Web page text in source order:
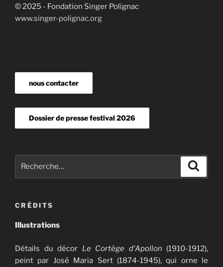
© 2025 - Fondation Singer Polignac
www.singer-polignac.org
nous contacter
Dossier de presse festival 2026
CRÉDITS
Illustrations
Détails du décor Le Cortège d'Apollon (1910-1912),
peint par José Maria Sert (1874-1945), qui orne le